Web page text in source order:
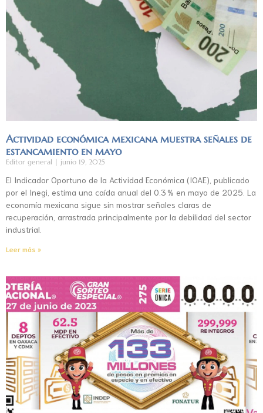
Actividad económica mexicana muestra señales de
estancamiento en mayo
Editor general junio 19, 2025
El Indicador Oportuno de la Actividad Económica (IOAE), publicado
por el Inegi, estima una caída anual del 0.3 % en mayo de 2025. La
economía mexicana sigue sin mostrar señales claras de
recuperación, arrastrada principalmente por la debilidad del sector
industrial.
Leer más »